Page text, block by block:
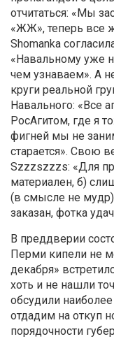
отчитаться: «Мы
«ЖЖ», теперь все
Shomanka
«Навальному уже
чем узнаваем». А
круги реальной
Навального: «Все
РосАгитом, где я
фигней мы не
старается». Свою
Szzzszzzs: «Для
материален, б)
(в смысле не
заказан, фотка
В преддверии
Перми кипели не
декабря»
хоть и не нашли
обсудили
отдадим на откуп
порядочности